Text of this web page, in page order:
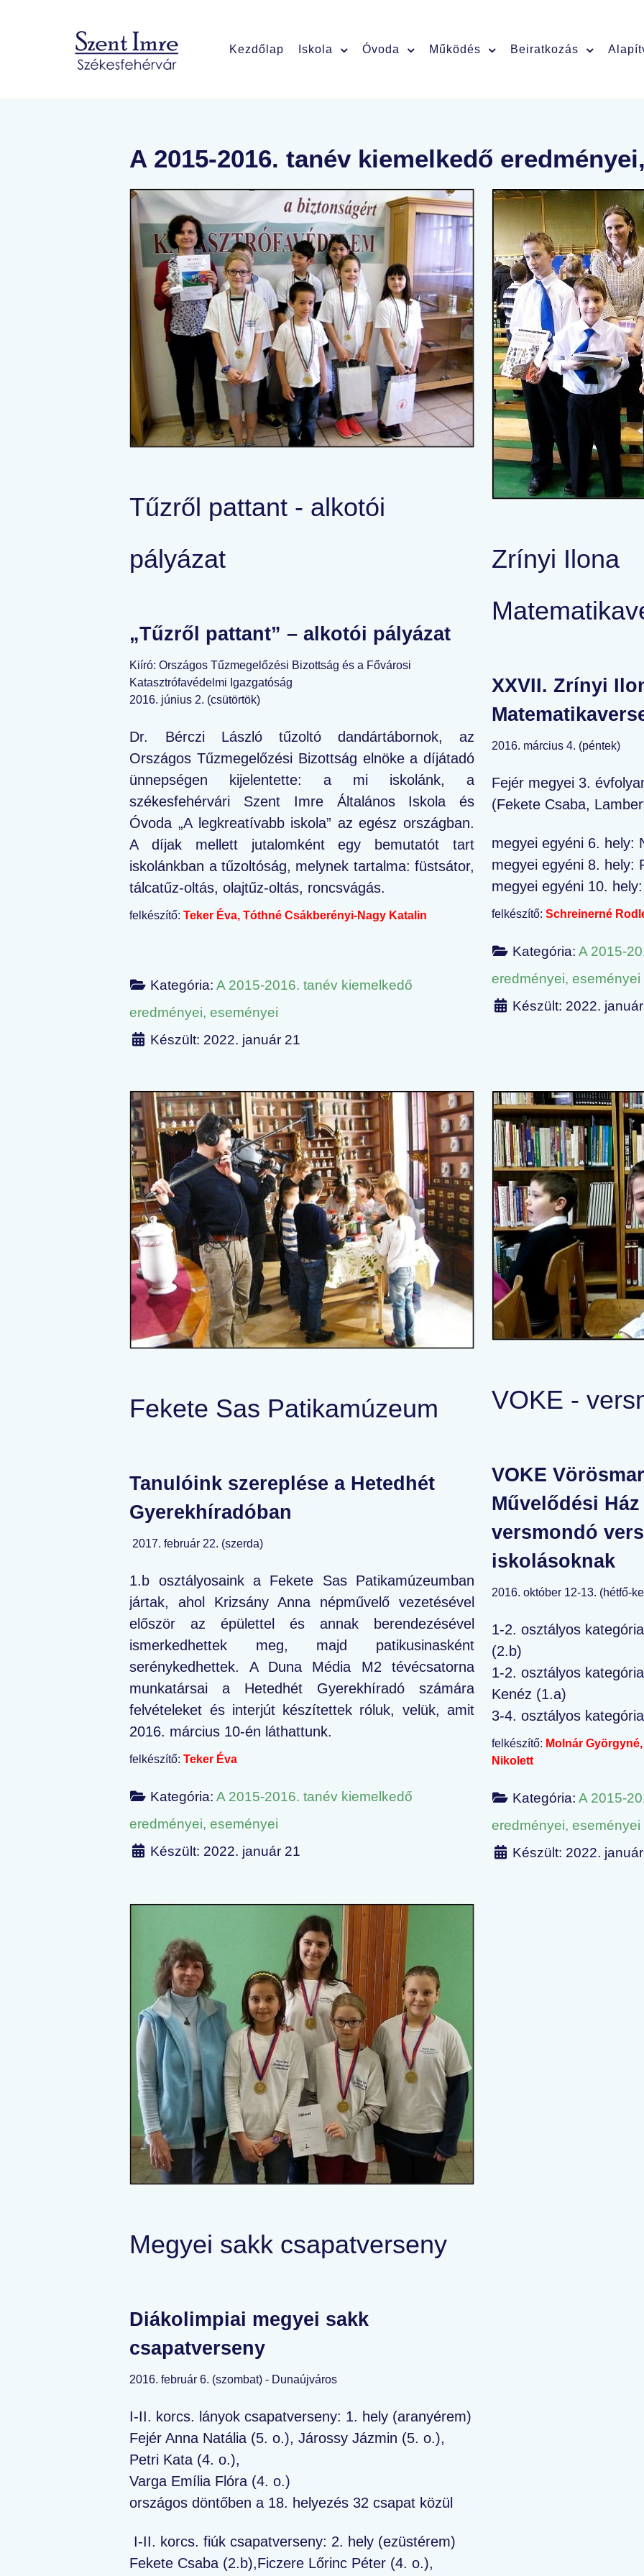
Kezdőlap Iskola Óvoda Működés Beiratkozás
A 2015-2016. tanév kiemelkedő
Tűzről pattant - alkotói
pályázat
„Tűzről pattant” – alkotói pályázat
Kiíró: Országos Tűzmegelőzési Bizottság és a Fővárosi
Katasztrófavédelmi Igazgatóság
2016. június 2. (csütörtök)
Dr. Bérczi László tűzoltó dandártábornok, az
Országos Tűzmegelőzési Bizottság elnöke a díjátadó
ünnepségen kijelentette: a mi iskolánk, a
székesfehérvári Szent Imre Általános Iskola és
Óvoda „A legkreatívabb iskola” az egész országban.
A díjak mellett jutalomként egy bemutatót tart
iskolánkban a tűzoltóság, melynek tartalma: füstsátor,
tálcatűz-oltás, olajtűz-oltás, roncsvágás.
felkészítő: Teker Éva, Tóthné Csákberényi-Nagy Katalin
Kategória:A 2015-2016. tanév kiemelkedő
eredményei, eseményei
Készült: 2022. január 21
Zrínyi Ilona
XXVII. Zrínyi
2016. március 4. (péntek)
Fejér megyei 3.
(Fekete Csaba,
megyei egyéni 6. hely:
megyei egyéni 8. hely:
megyei egyéni 10.
felkészítő: Schreinerné
Kategória: A 2015-
eredményei, eseményei
Készült: 2022.
Fekete Sas Patikamúzeum
Tanulóink szereplése a Hetedhét
Gyerekhíradóban
2017. február 22. (szerda)
1.b osztályosaink a Fekete Sas Patikamúzeumban
jártak, ahol Krizsány Anna népművelő vezetésével
először az épülettel és annak berendezésével
ismerkedhettek meg, majd patikusinasként
serénykedhettek. A Duna Média M2 tévécsatorna
munkatársai a Hetedhét Gyerekhíradó számára
felvételeket és interjút készítettek róluk, velük, amit
2016. március 10-én láthattunk.
felkészítő: Teker Éva
Kategória:A 2015-2016. tanév kiemelkedő
eredményei, eseményei
Készült: 2022. január 21
VOKE -
VOKE
Művelődési
versmondó
iskolásoknak
2016. október 12-13. (hétfő-
1-2. osztályos
(2.b)
1-2. osztályos
Kenéz (1.a)
3-4. osztályos
felkészítő: Molnár
Nikolett
Kategória: A 2015-
eredményei, eseményei
Készült: 2022.
Megyei sakk csapatverseny
Diákolimpiai megyei sakk
csapatverseny
2016. február 6. (szombat) - Dunaújváros
I-II. korcs. lányok csapatverseny: 1. hely (aranyérem)
Fejér Anna Natália (5. o.), Járossy Jázmin (5. o.),
Petri Kata (4. o.),
Varga Emília Flóra (4. o.)
országos döntőben a 18. helyezés 32 csapat közül
I-II. korcs. fiúk csapatverseny: 2. hely (ezüstérem)
Fekete Csaba (2.b),Ficzere Lőrinc Péter (4. o.),